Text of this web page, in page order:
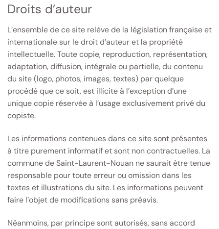
Droits d’auteur
L’ensemble de ce site relève de la législation française et
internationale sur le droit d’auteur et la propriété
intellectuelle. Toute copie, reproduction, représentation,
adaptation, diffusion, intégrale ou partielle, du contenu
du site (logo, photos, images, textes) par quelque
procédé que ce soit, est illicite à l’exception d’une
unique copie réservée à l’usage exclusivement privé du
copiste.
Les informations contenues dans ce site sont présentes
à titre purement informatif et sont non contractuelles. La
commune de Saint-Laurent-Nouan ne saurait être tenue
responsable pour toute erreur ou omission dans les
textes et illustrations du site. Les informations peuvent
faire l’objet de modifications sans préavis.
Néanmoins, par principe sont autorisés, sans accord